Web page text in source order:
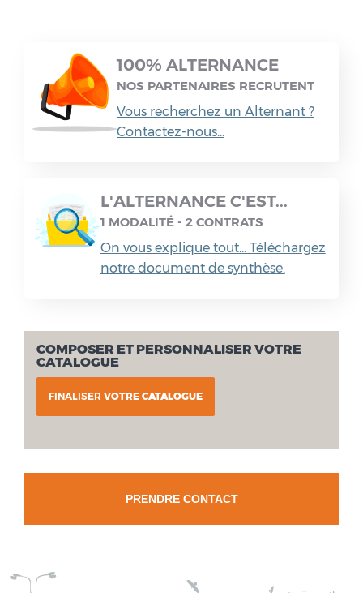
100% ALTERNANCE
NOS PARTENAIRES RECRUTENT
Vous recherchez un Alternant ?
Contactez-nous...
L'ALTERNANCE C'EST...
1 MODALITÉ - 2 CONTRATS
On vous explique tout... Téléchargez
notre document de synthèse.
COMPOSER ET PERSONNALISER VOTRE
CATALOGUE
FINALISER VOTRE CATALOGUE
PRENDRE CONTACT